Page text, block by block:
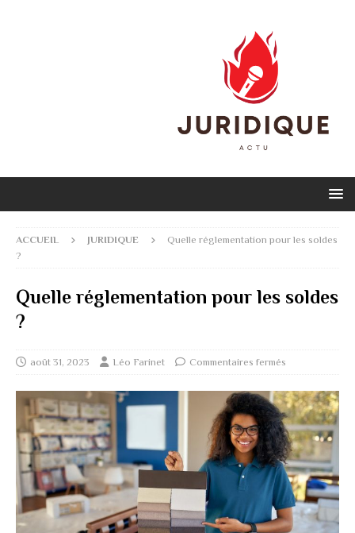
ACCUEIL JURIDIQUE
Quelle réglementation pour les soldes
?
Quelle réglementation pour les soldes
?
août 31, 2023 Léo Farinet Commentaires fermés